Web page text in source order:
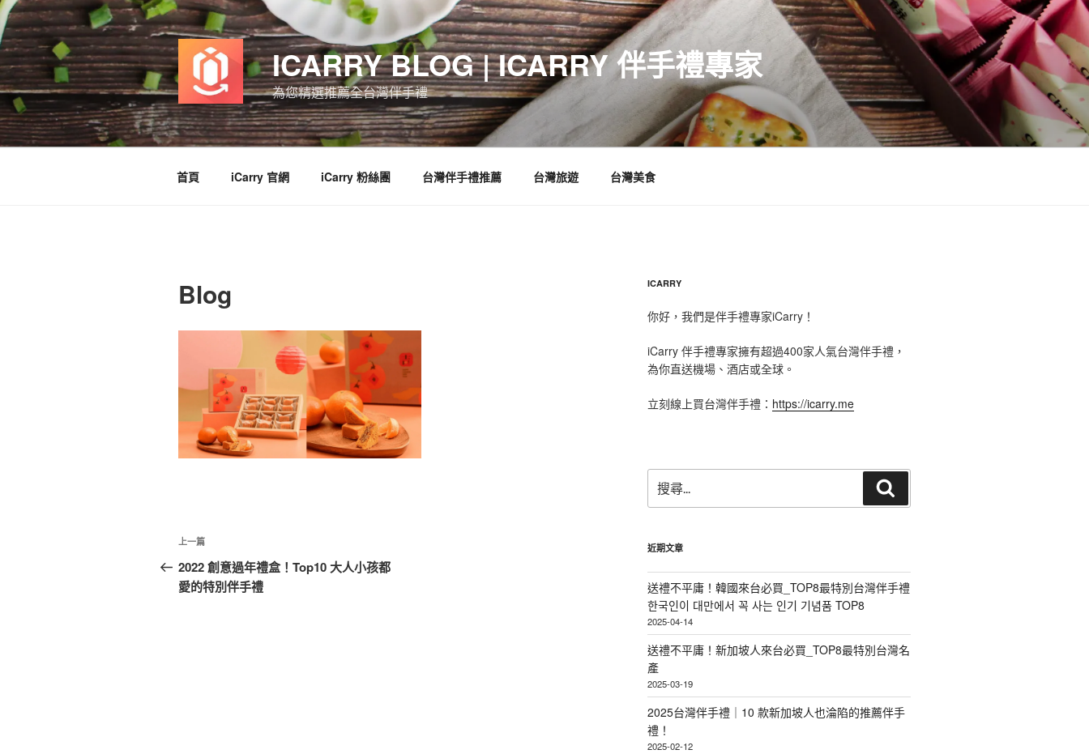
跳
至
主
要
內
容
ICARRY BLOG | ICARRY 伴手禮專家
為您精選推薦全台灣伴手禮
首頁 iCarry 官網 iCarry 粉絲團 台灣伴手禮推薦 台灣旅遊 台灣美食
Blog
文
章
導
上
一
篇
上一篇
2022 創意過年禮盒！Top10 大人小孩都
愛的特別伴手禮
ICARRY
你好，我們是伴手禮專家iCarry！
iCarry 伴手禮專家擁有超過400家人氣台灣伴手禮，
為你直送機場、酒店或全球。
立刻線上買台灣伴手禮： https://icarry.me
尋
關
字:
尋
近期文章
送禮不平庸！韓國來台必買_TOP8最特別台灣伴手禮
한국인이 대만에서 꼭 사는 인기 기념품 TOP8
2025-04-14
送禮不平庸！新加坡人來台必買_TOP8最特別台灣名
產
2025-03-19
2025台灣伴手禮｜10 款新加坡人也淪陷的推薦伴手
禮！
2025-02-12